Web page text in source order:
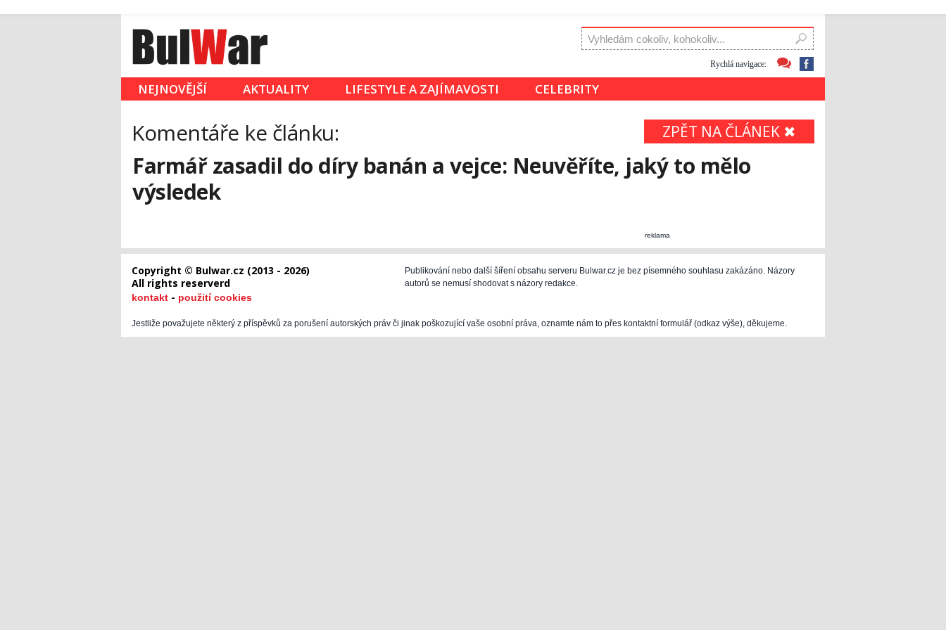
Rychlá navigace:
NEJNOVĚJŠÍ AKTUALITY LIFESTYLE A ZAJÍMAVOSTI CELEBRITY
Komentáře ke článku: ZPĚT NA ČLÁNEK ✖
Farmář zasadil do díry banán a vejce: Neuvěříte, jaký to mělo
výsledek
reklama
Copyright © Bulwar.cz (2013 - 2026)
All rights reserverd
kontakt - použití cookies
Publikování nebo další šíření obsahu serveru Bulwar.cz je bez písemného souhlasu zakázáno. Názory
autorů se nemusí shodovat s názory redakce.
Jestliže považujete některý z příspěvků za porušení autorských práv či jinak poškozující vaše osobní práva, oznamte nám to přes kontaktní formulář (odkaz výše), děkujeme.